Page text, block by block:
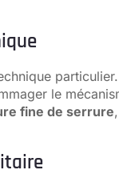
le
fine de serrure